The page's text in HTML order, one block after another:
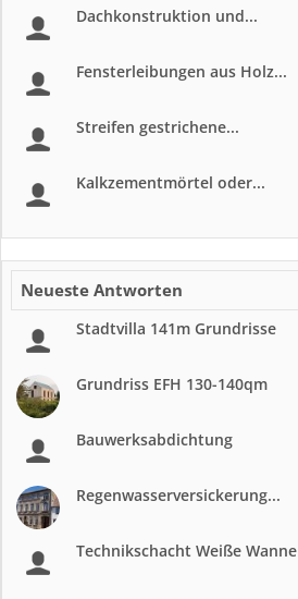
Dachkonstruktion und...
Fensterleibungen aus Holz...
Streifen gestrichene...
Kalkzementmörtel oder...
Neueste Antworten
Stadtvilla 141m Grundrisse
Grundriss EFH 130-140qm
Bauwerksabdichtung
Regenwasserversickerung...
Technikschacht Weiße Wanne